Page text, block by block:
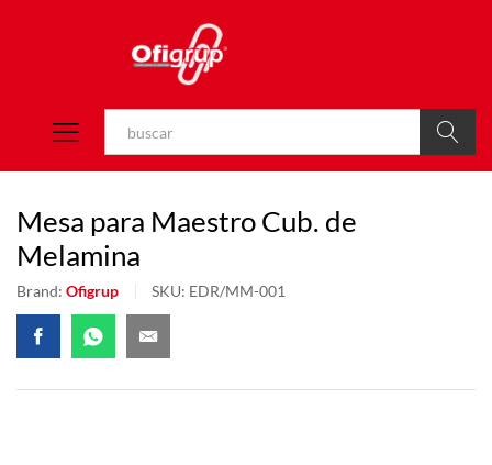
Buscar
Mesa para Maestro Cub. de
Melamina
Brand: Ofigrup SKU: EDR/MM-001